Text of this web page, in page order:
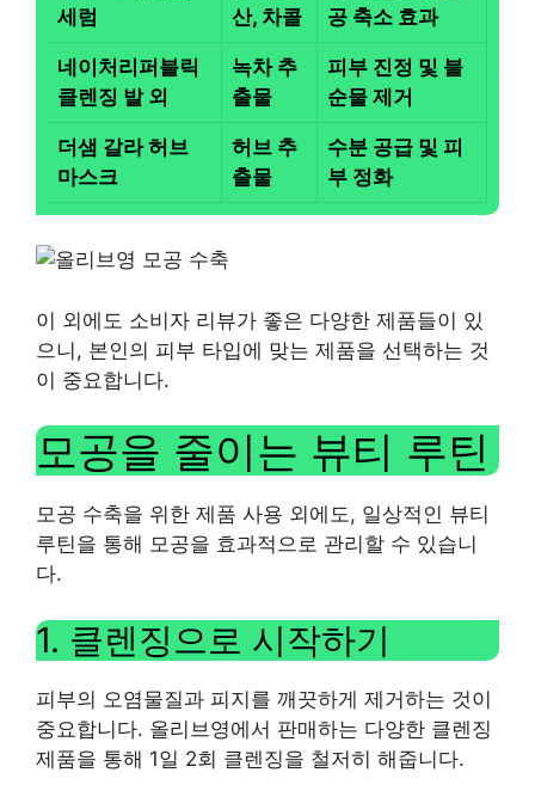
세럼
산, 차콜
공 축소 효과
네이처리퍼블릭
클렌징 발 외
녹차 추
출물
피부 진정 및 불
순물 제거
더샘 갈라 허브
마스크
허브 추
출물
수분 공급 및 피
부 정화
이 외에도 소비자 리뷰가 좋은 다양한 제품들이 있
으니, 본인의 피부 타입에 맞는 제품을 선택하는 것
이 중요합니다.
모공을 줄이는 뷰티 루틴
모공 수축을 위한 제품 사용 외에도, 일상적인 뷰티
루틴을 통해 모공을 효과적으로 관리할 수 있습니
다.
1. 클렌징으로 시작하기
피부의 오염물질과 피지를 깨끗하게 제거하는 것이
중요합니다. 올리브영에서 판매하는 다양한 클렌징
제품을 통해 1일 2회 클렌징을 철저히 해줍니다.